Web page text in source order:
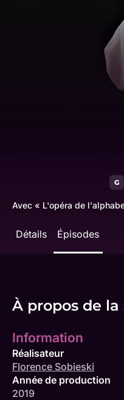
G
Avec « L'opéra de
Détails Épisodes
À propos de la
Information
Réalisateur
Florence Sobieski
Année de production
2019